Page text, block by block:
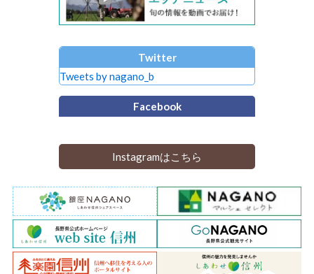
Twitter
Tweets by nagano_b
Facebook
Instagramはこちら